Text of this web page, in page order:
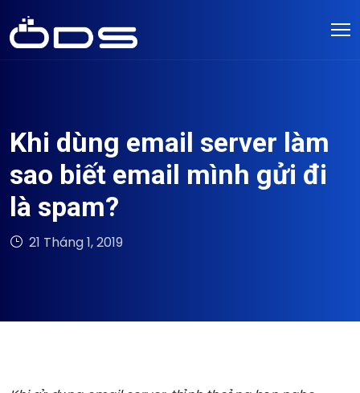
Khi dùng email server làm
sao biết email mình gửi đi
là spam?
21 Tháng 1, 2019